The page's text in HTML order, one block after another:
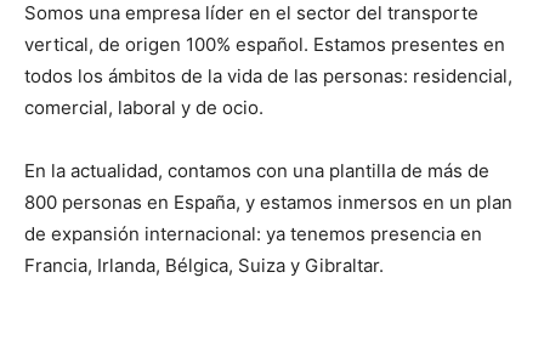
Somos una empresa líder en el sector del transporte
vertical, de origen 100% español. Estamos presentes en
todos los ámbitos de la vida de las personas: residencial,
comercial, laboral y de ocio.
En la actualidad, contamos con una plantilla de más de
800 personas en España, y estamos inmersos en un plan
de expansión internacional: ya tenemos presencia en
Francia, Irlanda, Bélgica, Suiza y Gibraltar.